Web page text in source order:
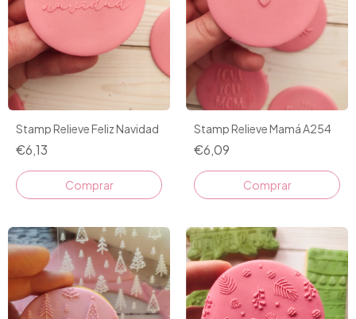
Stamp Relieve Feliz Navidad
€6,13
Stamp Relieve Mamá A254
€6,09